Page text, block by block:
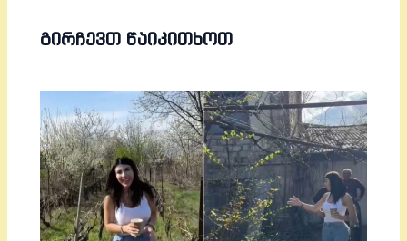
ᲒᲘᲠᲩᲔᲕᲗ ᲬᲐᲘᲙᲘᲗᲮᲝᲗ